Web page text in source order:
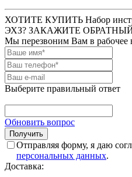
ХОТИТЕ КУПИТЬ Набор
ЭХЗ? ЗАКАЖИТЕ
Мы перезвоним Вам в рабочее
Выберите правильный ответ
Обновить вопрос
Отправляя форму, я даю
персональных данных.
Доставка: